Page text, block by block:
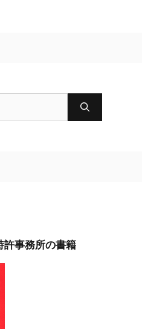
許事務所の書籍